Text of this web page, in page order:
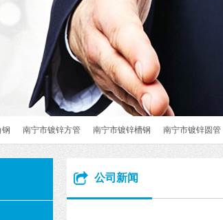
钢 南宁市镀锌方管 南宁市镀锌槽钢 南宁市镀锌圆管
公司新闻